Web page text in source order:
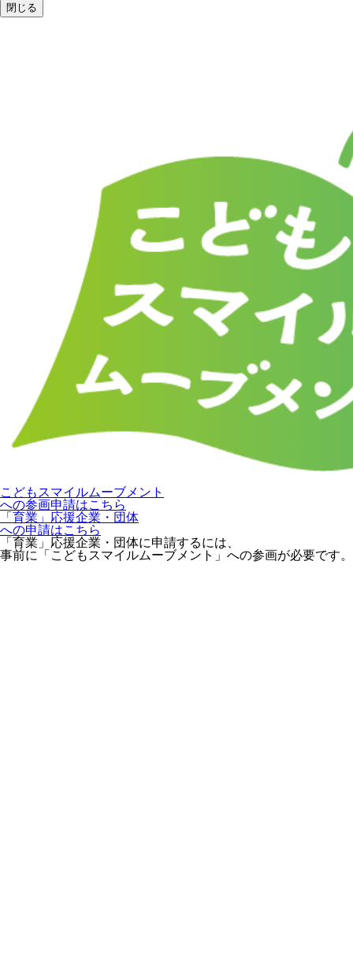
閉じる
こどもスマイルムーブメント
への参画申請はこちら
「育業」応援企業・団体
への申請はこちら
「育業」応援企業・団体に申請するには、
事前に「こどもスマイルムーブメント」への参画が必要です。